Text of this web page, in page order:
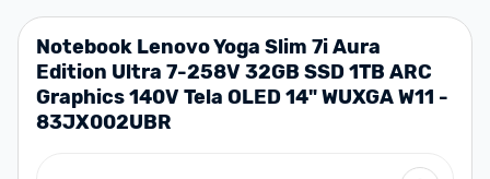
Notebook Lenovo Yoga Slim 7i Aura
Edition Ultra 7-258V 32GB SSD 1TB ARC
Graphics 140V Tela OLED 14" WUXGA W11 -
83JX002UBR